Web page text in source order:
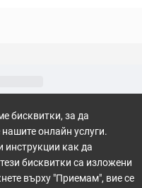
бисквитки, за да
онлайн услуги.
инструкции как да
бисквитки са изложени
върху "Приемам", вие се